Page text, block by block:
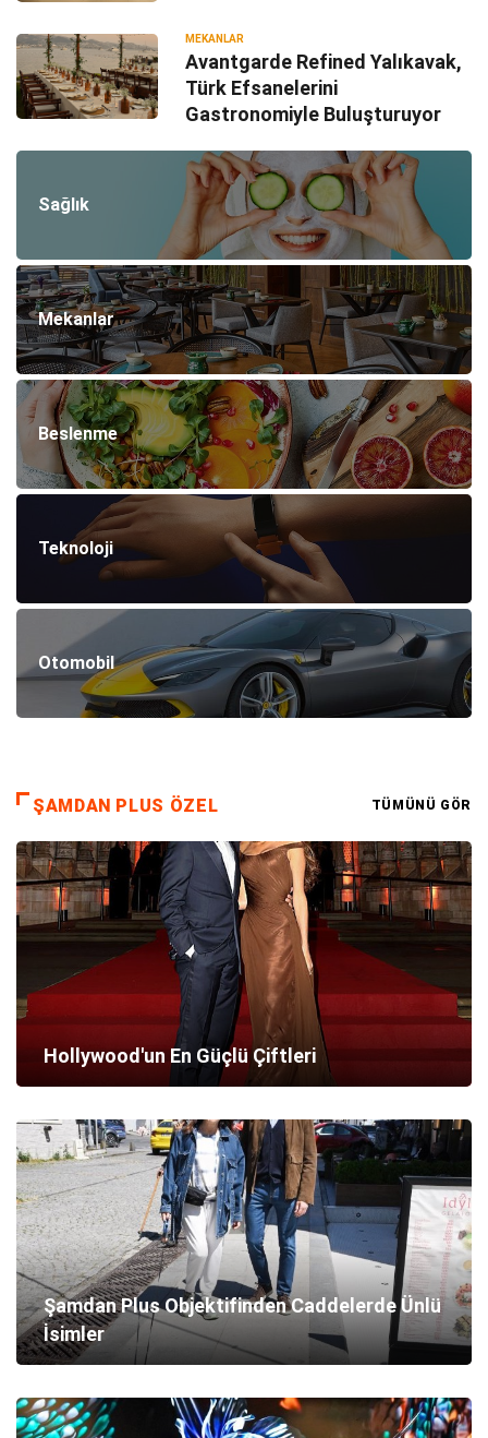
MEKANLAR
Avantgarde Refined Yalıkavak,
Türk Efsanelerini
Gastronomiyle Buluşturuyor
Sağlık
Mekanlar
Beslenme
Teknoloji
Otomobil
ŞAMDAN PLUS ÖZEL TÜMÜNÜ GÖR
Hollywood'un En Güçlü Çiftleri
Şamdan Plus Objektifinden Caddelerde Ünlü
İsimler